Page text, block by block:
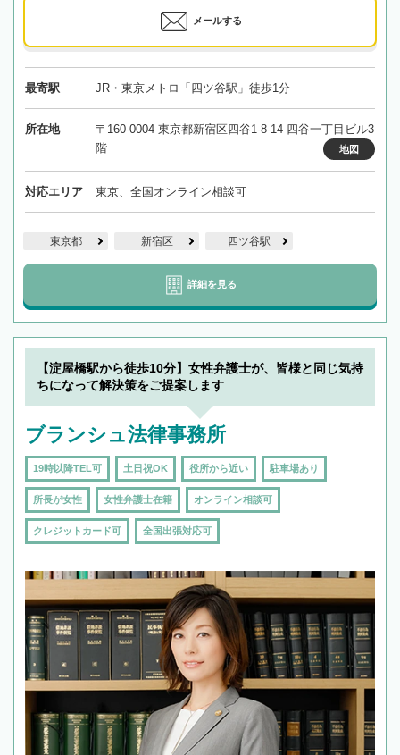
メールする
最寄駅 JR・東京メトロ「四ツ谷駅」徒歩1分
所在地
〒160-0004 東京都新宿区四谷1-8-14 四谷一丁目ビル3
階
地図
対応エリア 東京、全国オンライン相談可
東京都 新宿区 四ツ谷駅
詳細を見る
【淀屋橋駅から徒歩10分】女性弁護士が、皆様と同じ気持
ちになって解決策をご提案します
ブランシュ法律事務所
19時以降TEL可 土日祝OK 役所から近い 駐車場あり
所長が女性 女性弁護士在籍 オンライン相談可
クレジットカード可 全国出張対応可